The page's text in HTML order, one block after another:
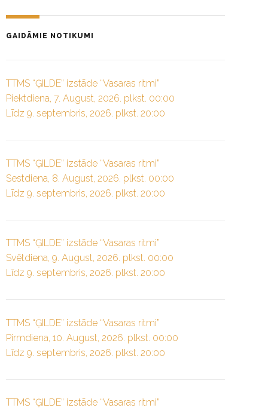
GAIDĀMIE NOTIKUMI
TTMS “ĢILDE” izstāde “Vasaras ritmi”
Piektdiena, 7. August, 2026. plkst. 00:00
Līdz 9. septembris, 2026. plkst. 20:00
TTMS “ĢILDE” izstāde “Vasaras ritmi”
Sestdiena, 8. August, 2026. plkst. 00:00
Līdz 9. septembris, 2026. plkst. 20:00
TTMS “ĢILDE” izstāde “Vasaras ritmi”
Svētdiena, 9. August, 2026. plkst. 00:00
Līdz 9. septembris, 2026. plkst. 20:00
TTMS “ĢILDE” izstāde “Vasaras ritmi”
Pirmdiena, 10. August, 2026. plkst. 00:00
Līdz 9. septembris, 2026. plkst. 20:00
TTMS “ĢILDE” izstāde “Vasaras ritmi”